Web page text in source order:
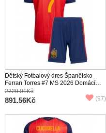
Dětský Fotbalový dres Španělsko
Ferran Torres #7 MS 2026 Domácí
Krátký Rukáv (+ trenýrky)
2229.01Kč
891.56Kč (97)